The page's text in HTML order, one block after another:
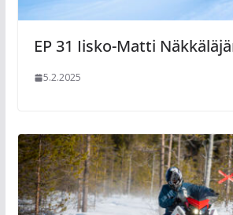
EP 31 Iisko-Matti
5.2.2025